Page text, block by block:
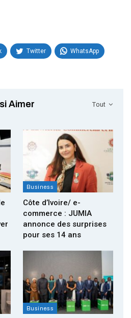
Twitter WhatsApp
Tout
Aimer
Business
Côte d’Ivoire/ e-
commerce : JUMIA
annonce des surprises
pour ses 14 ans
Business